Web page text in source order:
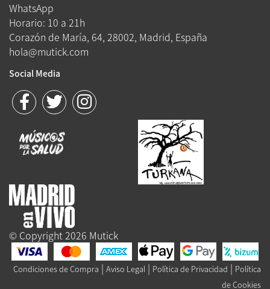
WhatsApp
Horario: 10 a 21h
Corazón de María, 64, 28002, Madrid, España
hola@mutick.com
Social Media
© Copyright 2026 Mutick
Condiciones de Compra | Aviso Legal | Política de Privacidad | Política
de Cookies